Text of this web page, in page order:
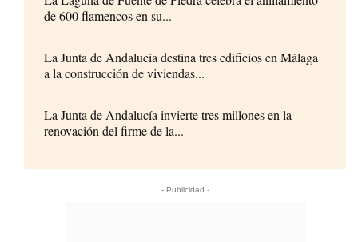
de 600 flamencos en su...
La Junta de Andalucía destina tres edificios en Málaga
a la construcción de viviendas...
La Junta de Andalucía invierte tres millones en la
renovación del firme de la...
- Publicidad -